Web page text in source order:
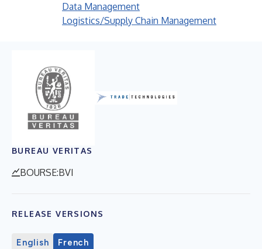
Data Management
Logistics/Supply Chain Management
BUREAU VERITAS
BOURSE:BVI
RELEASE VERSIONS
English French